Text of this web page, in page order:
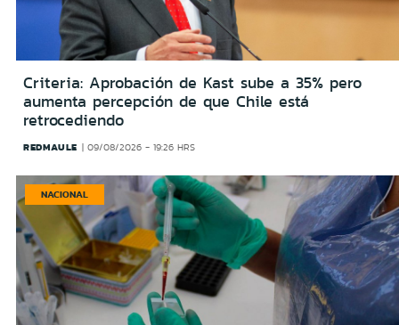
Criteria: Aprobación de Kast sube a 35% pero
aumenta percepción de que Chile está
retrocediendo
REDMAULE 09/08/2026 - 19:26 HRS
NACIONAL